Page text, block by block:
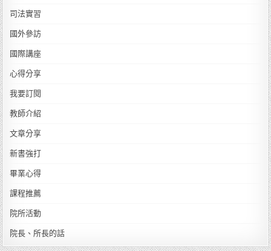
司法實習
國外參訪
國際講座
心得分享
我要訂閱
教師介紹
文章分享
新書強打
畢業心得
課程推薦
院所活動
院長、所長的話